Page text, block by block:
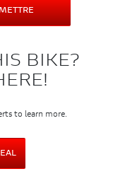
BIKE?
to learn more.